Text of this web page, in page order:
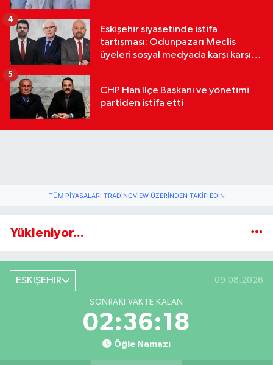
Eskişehir siyasetinde istifa
tartışması: Odunpazarı Meclis
üyeleri sosyal medyada karşı karşıya
4
CHP Han İlçe Başkanı ve yönetimi
partiden istifa etti
5
TÜM PIYASALARI TRADINGVIEW ÜZERINDEN TAKIP EDIN
Yükleniyor...
ESKİŞEHİR 09.08.2026
SONRAKI VAKTE KALAN
02:36:17
Öğle Namazı